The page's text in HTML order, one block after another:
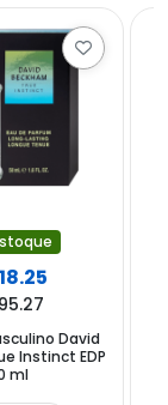
David
Instinct EDP
ml